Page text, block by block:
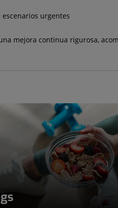
urgentes
mejora continua rigurosa,